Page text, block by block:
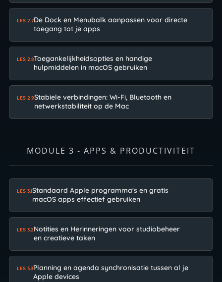
LES 2.7De Dock en Menubalk aanpassen voor directe
toegang tot je apps
LES 2.8Toegankelijkheidsopties en handige
hulpmiddelen in macOS gebruiken
LES 2.9Stabiele verbindingen: Wi-Fi, Bluetooth en
netwerkstabiliteit op de Mac
MODULE 3 - APPS & PRODUCTIVITEIT
LES 3.1Standaard Apple programma's en gratis
macOS apps effectief gebruiken
LES 3.2Notities en Herinneringen voor studiobeheer
en creatieve taken
LES 3.3Planning en agenda synchronisatie tussen al je
Apple devices